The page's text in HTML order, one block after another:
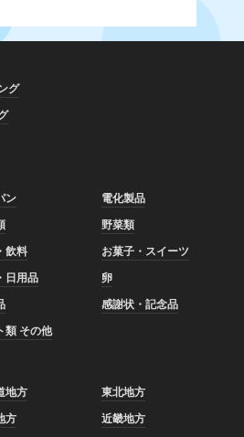
グ
ン
電化製品
野菜類
飲料
お菓子・スイーツ
日用品
卵
感謝状・記念品
類 その他
地方
東北地方
方
近畿地方